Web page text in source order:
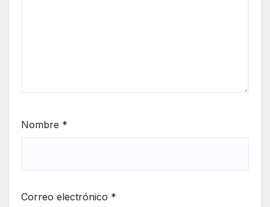
Nombre *
Correo electrónico *